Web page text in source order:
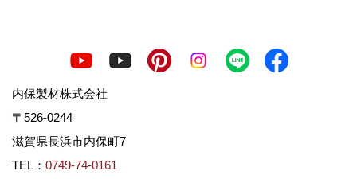
内保製材株式会社
〒526-0244
滋賀県長浜市内保町7
TEL： 0749-74-0161